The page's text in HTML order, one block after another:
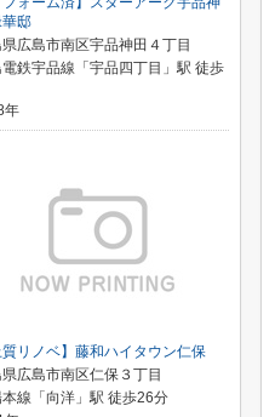
華邸
県広島市南区宇品神田４丁目
電鉄宇品線「宇品四丁目」駅 徒歩
年
質リノベ】藤和ハイタウン仁保
県広島市南区仁保３丁目
本線「向洋」駅 徒歩26分